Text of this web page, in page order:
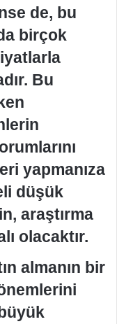
de, bu
birçok
Bu
yapmanıza
düşük
araştırma
olacaktır.
almanın bir